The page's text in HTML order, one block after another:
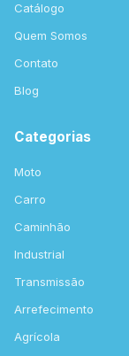
Catálogo
Quem Somos
Contato
Blog
Categorias
Moto
Carro
Caminhão
Industrial
Transmissão
Arrefecimento
Agrícola